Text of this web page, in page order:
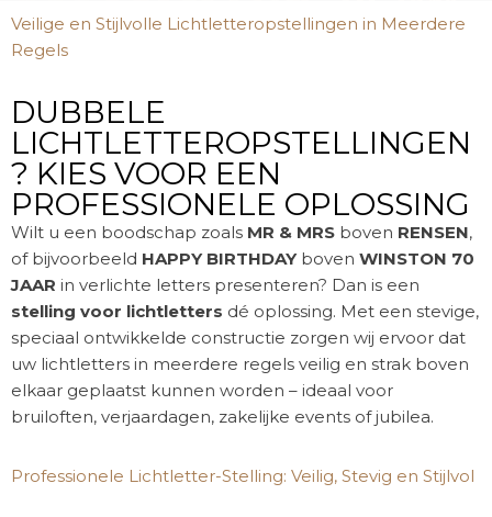
Veilige en Stijlvolle Lichtletteropstellingen in Meerdere
Regels
DUBBELE
LICHTLETTEROPSTELLINGEN
? KIES VOOR EEN
PROFESSIONELE OPLOSSING
Wilt u een boodschap zoals MR & MRS boven RENSEN,
of bijvoorbeeld HAPPY BIRTHDAYboven WINSTON 70
JAAR in verlichte letters presenteren? Dan is een
stelling voor lichtletters dé oplossing. Met een stevige,
speciaal ontwikkelde constructie zorgen wij ervoor dat
uw lichtletters in meerdere regels veilig en strak boven
elkaar geplaatst kunnen worden – ideaal voor
bruiloften, verjaardagen, zakelijke events of jubilea.
Professionele Lichtletter-Stelling: Veilig, Stevig en Stijlvol